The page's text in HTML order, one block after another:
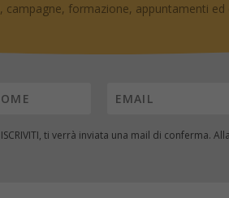
formazione, appuntamenti ed
ISCRIVITI, ti verrà inviata una mail di conferma.